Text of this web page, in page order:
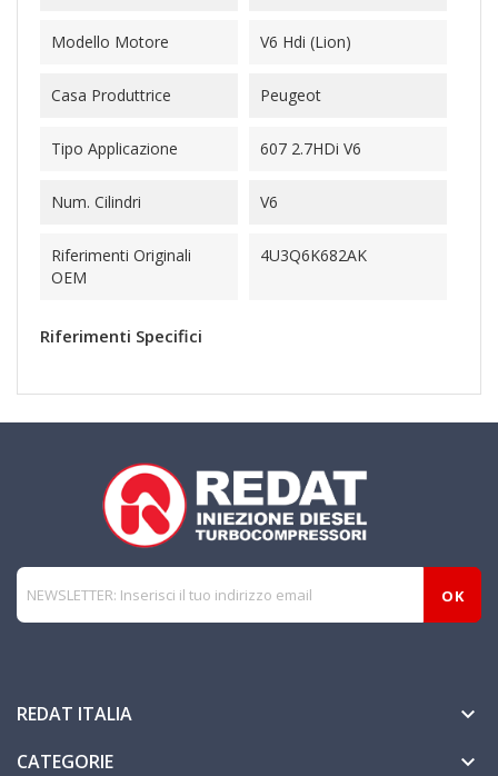
Modello Motore V6 Hdi (Lion)
Casa Produttrice Peugeot
Tipo Applicazione 607 2.7HDi V6
Num. Cilindri V6
Riferimenti Originali
OEM
4U3Q6K682AK
Riferimenti Specifici
REDAT ITALIA 
CATEGORIE 